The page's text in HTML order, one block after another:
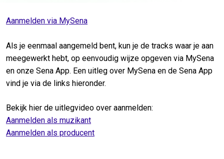
Aanmelden via MySena
Als je eenmaal aangemeld bent, kun je de tracks waar je aan
meegewerkt hebt, op eenvoudig wijze opgeven via MySena
en onze Sena App. Een uitleg over MySena en de Sena App
vind je via de links hieronder.
Bekijk hier de uitlegvideo over aanmelden:
Aanmelden als muzikant
Aanmelden als producent